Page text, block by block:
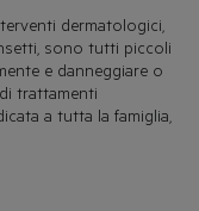
dermatologici,
sono tutti piccoli
e danneggiare o
trattamenti
a tutta la famiglia,